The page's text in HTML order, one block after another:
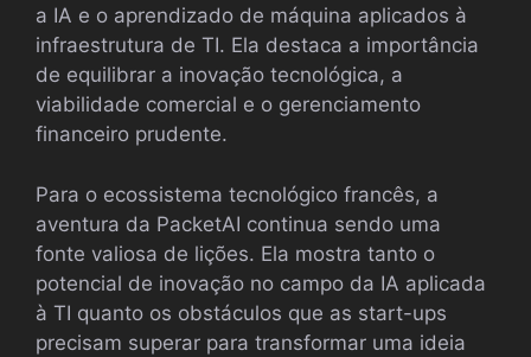
a IA e o aprendizado de máquina aplicados à
infraestrutura de TI. Ela destaca a importância
de equilibrar a inovação tecnológica, a
viabilidade comercial e o gerenciamento
financeiro prudente.
Para o ecossistema tecnológico francês, a
aventura da PacketAI continua sendo uma
fonte valiosa de lições. Ela mostra tanto o
potencial de inovação no campo da IA aplicada
à TI quanto os obstáculos que as start-ups
precisam superar para transformar uma ideia